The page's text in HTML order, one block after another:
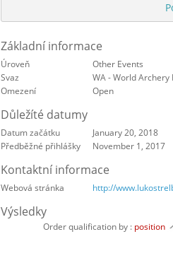
Základní informace
Úroveň
Other Events
Svaz
WA - World Archery
Omezení
Open
Důležíté datumy
Datum začátku January 20, 2018
Předběžné přihlášky
November 1, 2017
Kontaktní informace
Webová stránka http://
Výsledky
Order qualification by : position